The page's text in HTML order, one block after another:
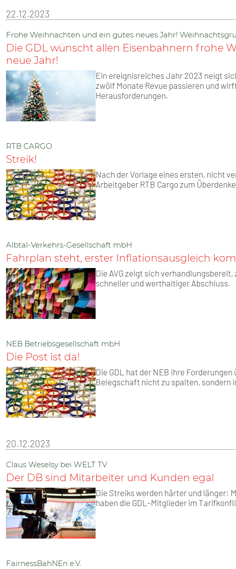
TARIF
SERVICE
MITGLIEDSCHAFT
PRESSE
22.12.2023
Frohe Weihnachten und ein gutes neues Jahr!
Die GDL wünscht allen Eisenbahnern frohe
neue Jahr!
Ein ereignisreiches Jahr 2023 neigt
zwölf Monate Revue passieren und
Herausforderungen.
RTB CARGO
Streik!
Nach der Vorlage eines ersten, nicht
Arbeitgeber RTB Cargo zum
Albtal-Verkehrs-Gesellschaft mbH
Fahrplan steht, erster Inflationsausgleich
Die AVG zeigt sich
schneller und werthaltiger Abschluss.
NEB Betriebsgesellschaft mbH
Die Post ist da!
Die GDL hat der NEB ihre
Belegschaft nicht zu spalten, sondern
20.12.2023
Claus Weselsy bei WELT TV
Der DB sind Mitarbeiter und Kunden egal
Die Streiks werden härter und länger:
haben die GDL-Mitglieder im
FairnessBahNEn e.V.